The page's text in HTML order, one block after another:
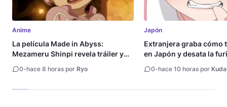
Anime
La película Made in Abyss:
Mezameru Shinpi revela tráiler y
0-hace 8 horas por Ryo
Japón
Extranjera graba cómo
en Japón y desata la
0-hace 10 horas por